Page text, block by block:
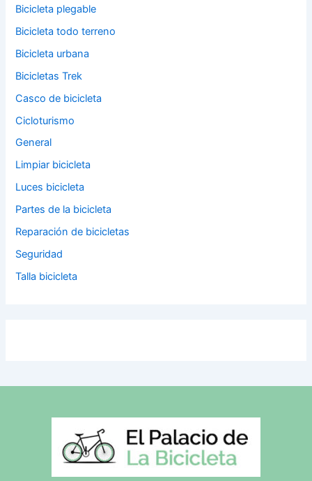
Bicicleta plegable
Bicicleta todo terreno
Bicicleta urbana
Bicicletas Trek
Casco de bicicleta
Cicloturismo
General
Limpiar bicicleta
Luces bicicleta
Partes de la bicicleta
Reparación de bicicletas
Seguridad
Talla bicicleta